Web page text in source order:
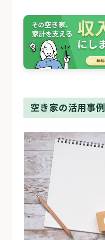
空き家の活用事例